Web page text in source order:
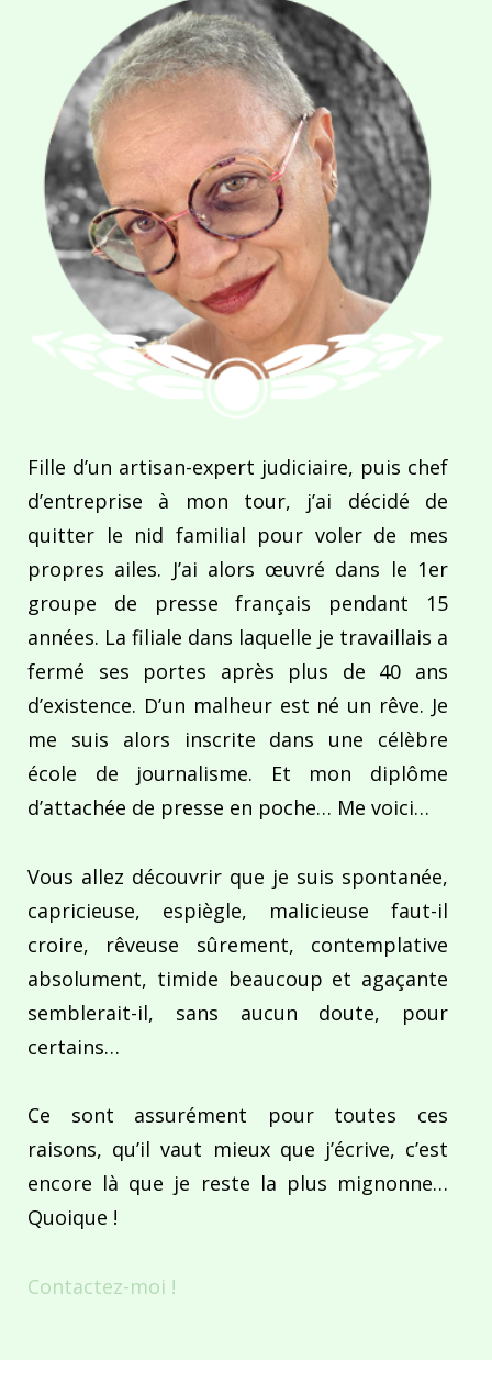
Fille d’un artisan-expert judiciaire, puis chef
d’entreprise à mon tour, j’ai décidé de
quitter le nid familial pour voler de mes
propres ailes. J’ai alors œuvré dans le 1er
groupe de presse français pendant 15
années. La filiale dans laquelle je travaillais a
fermé ses portes après plus de 40 ans
d’existence. D’un malheur est né un rêve. Je
me suis alors inscrite dans une célèbre
école de journalisme. Et mon diplôme
d’attachée de presse en poche… Me voici…
Vous allez découvrir que je suis spontanée,
capricieuse, espiègle, malicieuse faut-il
croire, rêveuse sûrement, contemplative
absolument, timide beaucoup et agaçante
semblerait-il, sans aucun doute, pour
certains…
Ce sont assurément pour toutes ces
raisons, qu’il vaut mieux que j’écrive, c’est
encore là que je reste la plus mignonne…
Quoique !
Contactez-moi !